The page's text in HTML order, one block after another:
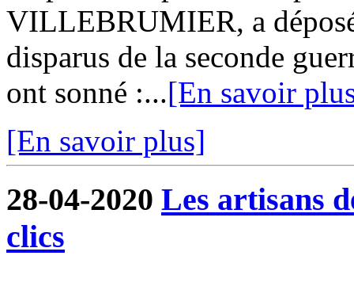
VILLEBRUMIER, a
disparus de la seconde
ont sonné :...[En savoir
[En savoir plus]
28-04-2020 Les artisans
clics